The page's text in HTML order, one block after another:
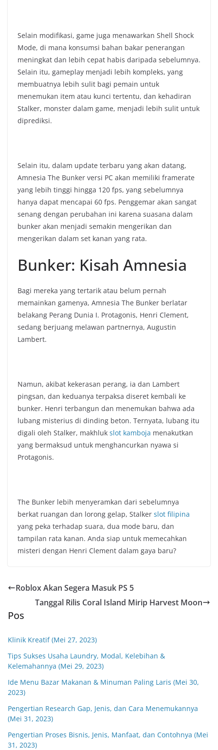
Selain modifikasi, game juga menawarkan Shell Shock
Mode, di mana konsumsi bahan bakar penerangan
meningkat dan lebih cepat habis daripada sebelumnya.
Selain itu, gameplay menjadi lebih kompleks, yang
membuatnya lebih sulit bagi pemain untuk
menemukan item atau kunci tertentu, dan kehadiran
Stalker, monster dalam game, menjadi lebih sulit untuk
diprediksi.
Selain itu, dalam update terbaru yang akan datang,
Amnesia The Bunker versi PC akan memiliki framerate
yang lebih tinggi hingga 120 fps, yang sebelumnya
hanya dapat mencapai 60 fps. Penggemar akan sangat
senang dengan perubahan ini karena suasana dalam
bunker akan menjadi semakin mengerikan dan
mengerikan dalam set kanan yang rata.
Bunker: Kisah Amnesia
Bagi mereka yang tertarik atau belum pernah
memainkan gamenya, Amnesia The Bunker berlatar
belakang Perang Dunia I. Protagonis, Henri Clement,
sedang berjuang melawan partnernya, Augustin
Lambert.
Namun, akibat kekerasan perang, ia dan Lambert
pingsan, dan keduanya terpaksa diseret kembali ke
bunker. Henri terbangun dan menemukan bahwa ada
lubang misterius di dinding beton. Ternyata, lubang itu
digali oleh Stalker, makhluk slot kamboja menakutkan
yang bermaksud untuk menghancurkan nyawa si
Protagonis.
The Bunker lebih menyeramkan dari sebelumnya
berkat ruangan dan lorong gelap, Stalker slot filipina
yang peka terhadap suara, dua mode baru, dan
tampilan rata kanan. Anda siap untuk memecahkan
misteri dengan Henri Clement dalam gaya baru?
Roblox Akan Segera Masuk PS 5
Tanggal Rilis Coral Island Mirip Harvest Moon
Pos
Klinik Kreatif (Mei 27, 2023)
Tips Sukses Usaha Laundry, Modal, Kelebihan &
Kelemahannya (Mei 29, 2023)
Ide Menu Bazar Makanan & Minuman Paling Laris (Mei 30,
2023)
Pengertian Research Gap, Jenis, dan Cara Menemukannya
(Mei 31, 2023)
Pengertian Proses Bisnis, Jenis, Manfaat, dan Contohnya (Mei
31, 2023)